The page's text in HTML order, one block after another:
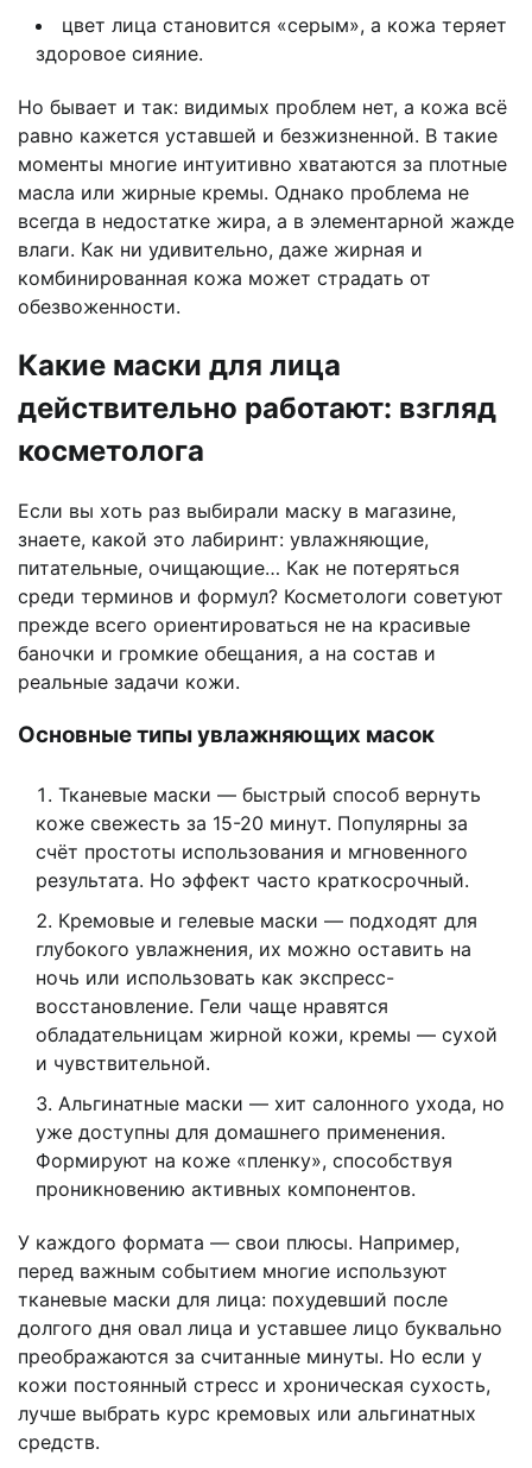
цвет лица становится «серым», а кожа теряет
здоровое сияние.
Но бывает и так: видимых проблем нет, а кожа всё
равно кажется уставшей и безжизненной. В такие
моменты многие интуитивно хватаются за плотные
масла или жирные кремы. Однако проблема не
всегда в недостатке жира, а в элементарной жажде
влаги. Как ни удивительно, даже жирная и
комбинированная кожа может страдать от
обезвоженности.
Какие маски для лица
действительно работают: взгляд
косметолога
Если вы хоть раз выбирали маску в магазине,
знаете, какой это лабиринт: увлажняющие,
питательные, очищающие… Как не потеряться
среди терминов и формул? Косметологи советуют
прежде всего ориентироваться не на красивые
баночки и громкие обещания, а на состав и
реальные задачи кожи.
Основные типы увлажняющих масок
Тканевые маски — быстрый способ вернуть
коже свежесть за 15-20 минут. Популярны за
счёт простоты использования и мгновенного
результата. Но эффект часто краткосрочный.
Кремовые и гелевые маски — подходят для
глубокого увлажнения, их можно оставить на
ночь или использовать как экспресс-
восстановление. Гели чаще нравятся
обладательницам жирной кожи, кремы — сухой
и чувствительной.
Альгинатные маски — хит салонного ухода, но
уже доступны для домашнего применения.
Формируют на коже «пленку», способствуя
проникновению активных компонентов.
У каждого формата — свои плюсы. Например,
перед важным событием многие используют
тканевые маски для лица: похудевший после
долгого дня овал лица и уставшее лицо буквально
преображаются за считанные минуты. Но если у
кожи постоянный стресс и хроническая сухость,
лучше выбрать курс кремовых или альгинатных
средств.